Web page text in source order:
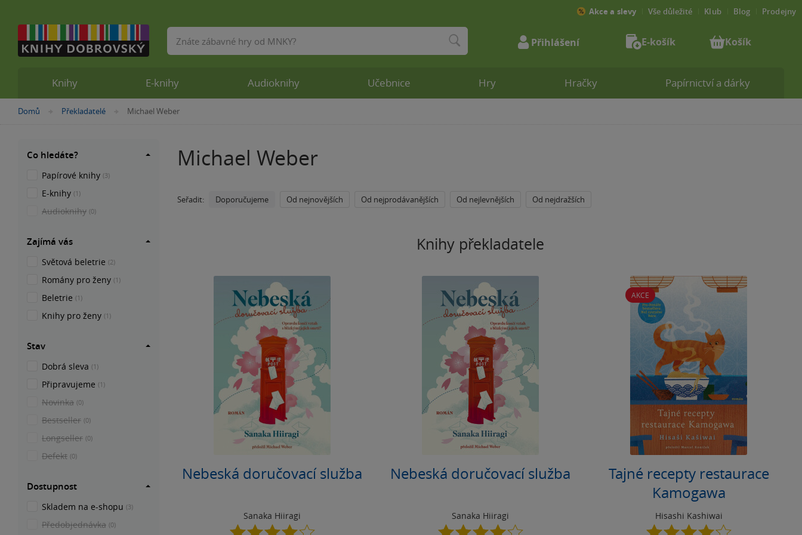
Nacházíte
Domů »Překladatelé »
Michael Weber
Michael Weber
Seřadit: Doporučujeme Od nejnovějších Od nejprodávanějších Od nejlevnějších Od nejdražších
Knihy překladatele
Nebeská doručovací služba
Sanaka Hiiragi
4.0
Nebeská doručovací služba
Sanaka Hiiragi
4.0
AKCE
Tajné recepty restaurace
Kamogawa
Hisashi Kashiwai
4.1
Co hledáte?
Papírové knihy (3)
E-knihy (1)
Audioknihy (0)
Zajímá vás
Světová beletrie (2)
Romány pro ženy (1)
Beletrie (1)
Knihy pro ženy (1)
Stav
Dobrá sleva (1)
Připravujeme (1)
Novinka (0)
Bestseller (0)
Longseller (0)
Defekt (0)
Dostupnost
Skladem na e-shopu (3)
Předobjednávka (0)
Knihy E-knihy Audioknihy Učebnice Hry Hračky Papírnictví a dárky
Akce a slevy Vše důležité Klub Blog Prodejny
Vyhledávání Přihlášení E-košík Košík